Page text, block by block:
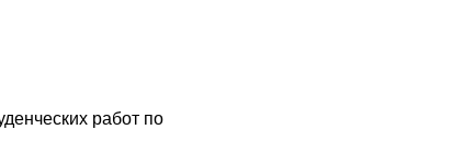
работ по